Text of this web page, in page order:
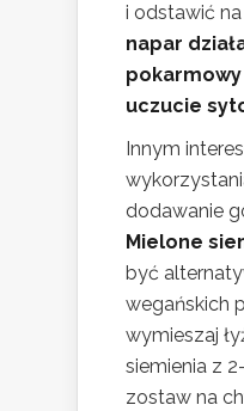
i odstawić
napar
uczucie
Innym
dodawanie
Mielone
być
wegańskich
wymieszaj
siemienia z
zostaw na